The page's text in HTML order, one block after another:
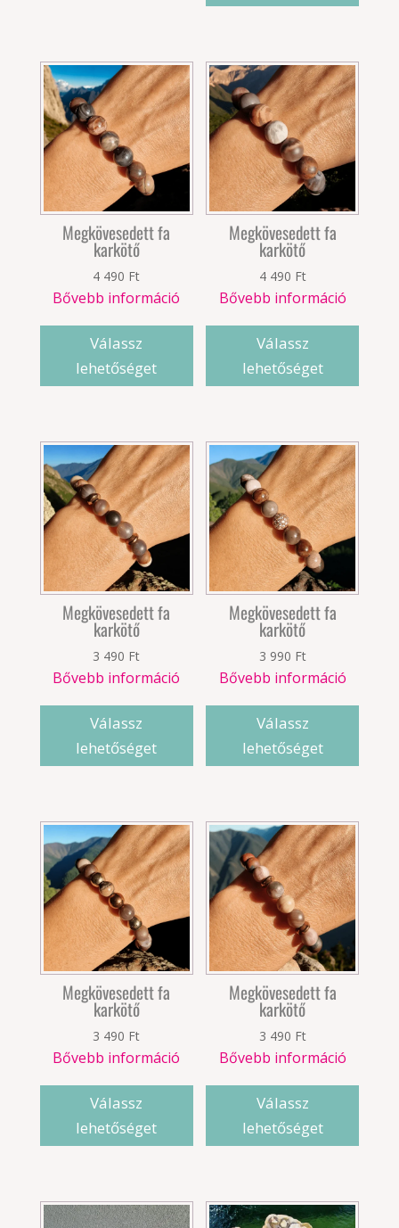
Megkövesedett fa
karkötő
4 490 Ft
Bővebb információ
Válassz
lehetőséget
Megkövesedett fa
karkötő
4 490 Ft
Bővebb információ
Válassz
lehetőséget
Megkövesedett fa
karkötő
3 490 Ft
Bővebb információ
Válassz
lehetőséget
Megkövesedett fa
karkötő
3 990 Ft
Bővebb információ
Válassz
lehetőséget
Megkövesedett fa
karkötő
3 490 Ft
Bővebb információ
Válassz
lehetőséget
Megkövesedett fa
karkötő
3 490 Ft
Bővebb információ
Válassz
lehetőséget